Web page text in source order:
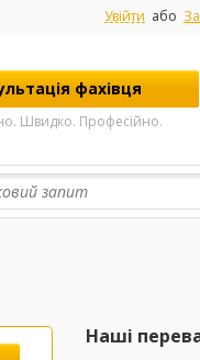
Увійти або
фахівця
Швидко. Професійно.
Наші